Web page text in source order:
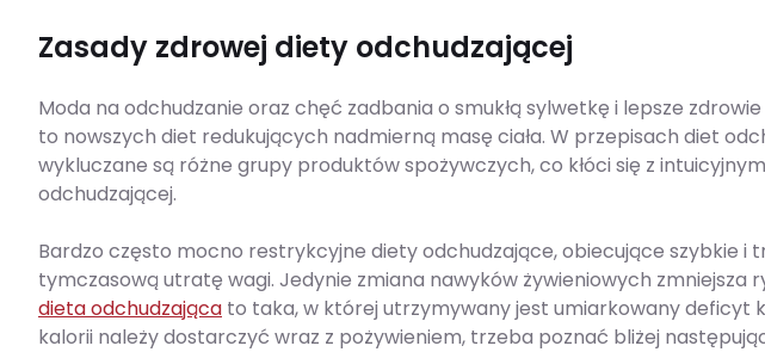
Zasady zdrowej diety odchudzającej
Moda na odchudzanie oraz chęć zadbania o smukłą sylwetkę i lepsze
to nowszych diet redukujących nadmierną masę ciała. W przepisach diet
wykluczane są różne grupy produktów spożywczych, co kłóci się z
odchudzającej.
Bardzo często mocno restrykcyjne diety odchudzające, obiecujące szybkie i
tymczasową utratę wagi. Jedynie zmiana nawyków żywieniowych zmniejsza
dieta odchudzająca to taka, w której utrzymywany jest umiarkowany deficyt
kalorii należy dostarczyć wraz z pożywieniem, trzeba poznać bliżej